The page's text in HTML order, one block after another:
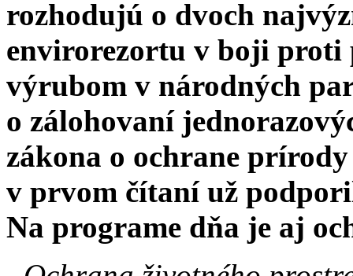
rozhodujú o dvoch
envirorezortu v boji proti
výrubom v národných
o zálohovaní
zákona o ochrane
v prvom čítaní už
Na programe dňa je aj